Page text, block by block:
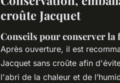
croûte Jacquet
Conseils pour conserver
Après ouverture, il est
Jacquet sans croûte afin
l'abri de la chaleur et de